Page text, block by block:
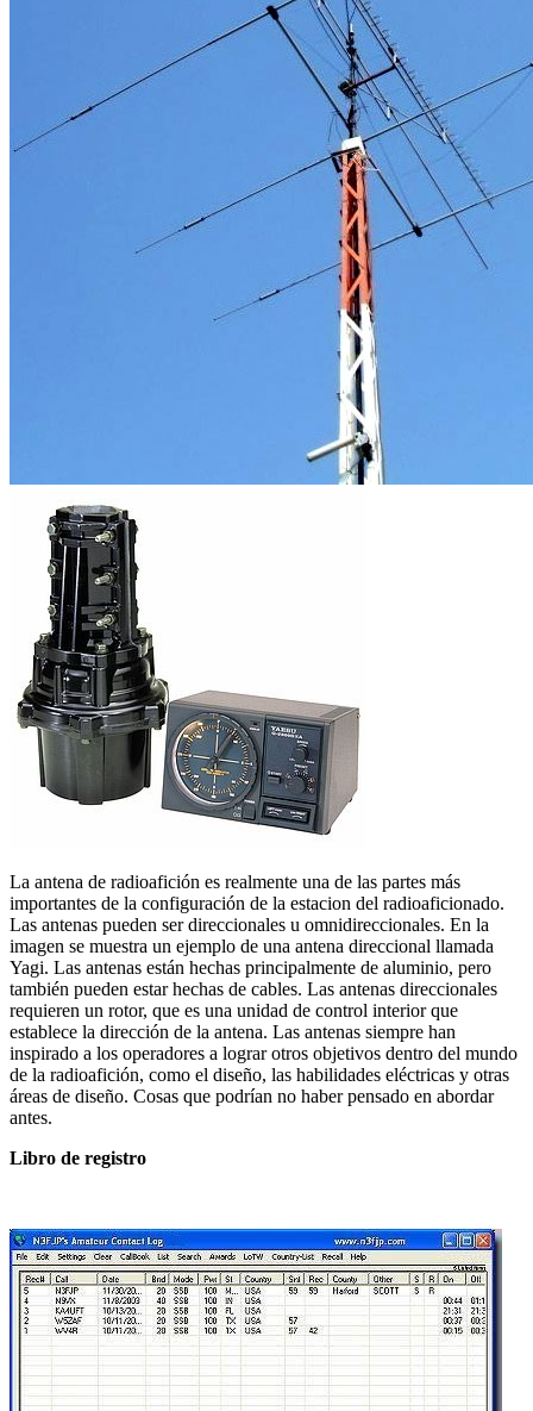
La antena de radioafición es realmente una de las partes más
importantes de la configuración de la estacion del radioaficionado.
Las antenas pueden ser direccionales u omnidireccionales. En la
imagen se muestra un ejemplo de una antena direccional llamada
Yagi. Las antenas están hechas principalmente de aluminio, pero
también pueden estar hechas de cables. Las antenas direccionales
requieren un rotor, que es una unidad de control interior que
establece la dirección de la antena. Las antenas siempre han
inspirado a los operadores a lograr otros objetivos dentro del mundo
de la radioafición, como el diseño, las habilidades eléctricas y otras
áreas de diseño. Cosas que podrían no haber pensado en abordar
antes.
Libro de registro